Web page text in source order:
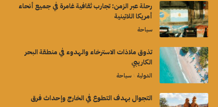
رحلة عبر الزمن: تجارب ثقافية غامرة في جميع أنحاء
أمريكا اللاتينية
سياحة
تذوق ملاذات الاسترخاء والهدوء في منطقة البحر
الكاريبي
الدولية سياحة
التجوال بهدف التطوع في الخارج وإحداث فرق